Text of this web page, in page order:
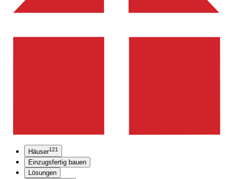
Häuser121
Einzugsfertig bauen
Lösungen